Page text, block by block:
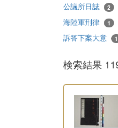
公議所日誌 2
海陸軍刑律 1
訴答下案大意 1
検索結果